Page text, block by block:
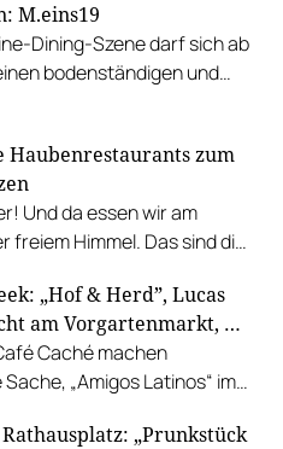
M.eins19
Dining-Szene darf sich ab
bodenständigen und
Haubenrestaurants zum
Und da essen wir am
freiem Himmel. Das sind die
„Hof & Herd”, Lucas
am Vorgartenmarkt, …
Caché machen
„Amigos Latinos“ im
kocht in der Riederalm
„Prunkstück